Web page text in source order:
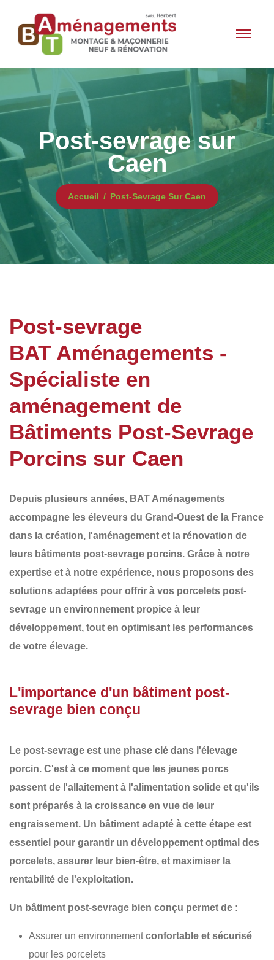
Post-sevrage sur
Caen
Accueil Post-Sevrage Sur Caen
Post-sevrage
BAT Aménagements -
Spécialiste en
aménagement de
Bâtiments Post-Sevrage
Porcins sur Caen
Depuis plusieurs années, BAT Aménagements
accompagne les éleveurs du Grand-Ouest de la France
dans la création, l'aménagement et la rénovation de
leurs bâtiments post-sevrage porcins. Grâce à notre
expertise et à notre expérience, nous proposons des
solutions adaptées pour offrir à vos porcelets post-
sevrage un environnement propice à leur
développement, tout en optimisant les performances
de votre élevage.
L'importance d'un bâtiment post-
sevrage bien conçu
Le post-sevrage est une phase clé dans l'élevage
porcin. C'est à ce moment que les jeunes porcs
passent de l'allaitement à l'alimentation solide et qu'ils
sont préparés à la croissance en vue de leur
engraissement. Un bâtiment adapté à cette étape est
essentiel pour garantir un développement optimal des
porcelets, assurer leur bien-être, et maximiser la
rentabilité de l'exploitation.
Un bâtiment post-sevrage bien conçu permet de :
Assurer un environnementconfortable et sécurisé
pour les porcelets